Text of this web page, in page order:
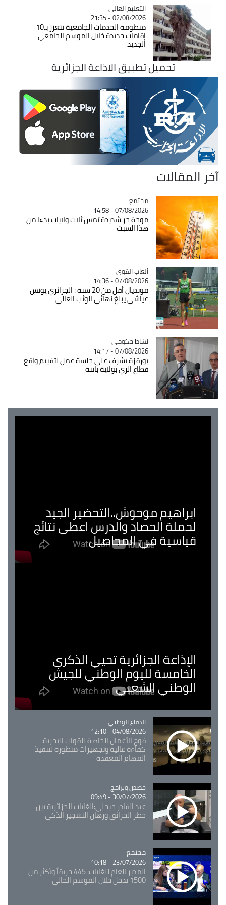
Catégorie
التعليم العالي
02/08/2026 - 21:35
منظومة الخدمات الجامعية تتعزز بـ10
إقامات جديدة خلال الموسم الجامعي
الجديد
تحميل تطبيق الاذاعة الجزائرية
آخر المقالات
Catégorie
مجتمع
07/08/2026 - 14:58
موجة حر شديدة تمس ثلاث ولايات بدءا من
هذا السبت
Catégorie
ألعاب القوى
07/08/2026 - 14:36
مونديال أقل من 20 سنة : الجزائري يونس
عياشي يبلغ نهائي الوثب العالي
Catégorie
نشاط حكومي
07/08/2026 - 14:17
بوزقزة يشرف على جلسة عمل لتقييم واقع
قطاع الري بولاية باتنة
ابراهيم موحوش..التحضير الجيد
لحملة الحصاد والدرس اعطى نتائج
قياسية في المحاصيل
الإذاعة الجزائرية تحيي الذكرى
الخامسة لليوم الوطني للجيش
الوطني الشعبي
Catégorie
الدفاع الوطني
04/08/2026 - 12:10
فوج الأعمال الخاصة للقوات البحرية:
كفاءة عالية وتجهيزات متطورة لتنفيذ
المهام المعقدة
Catégorie
حصص وبرامج
30/07/2026 - 09:49
عبد القادر جيجلي:الغابات الجزائرية بين
خطر الحرائق ورهان التشجير الذكي
Catégorie
مجتمع
23/07/2026 - 10:18
المدير العام للغابات: 445 حريقاً وأكثر من
1500 تدخل خلال الموسم الحالي